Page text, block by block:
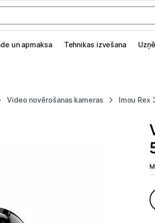
un apmaksa Tehnikas izvešana
Video novērošanas kameras Imou Rex
Izvēlies kāroto